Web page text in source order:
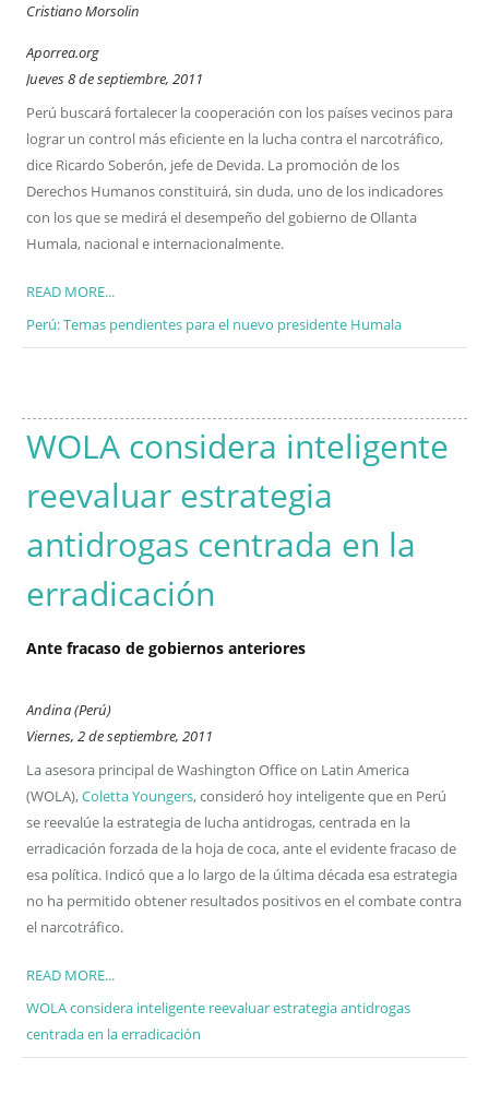
Cristiano Morsolin
Aporrea.org
Jueves 8 de septiembre, 2011
Perú buscará fortalecer la cooperación con los países vecinos para
lograr un control más eficiente en la lucha contra el narcotráfico,
dice Ricardo Soberón, jefe de Devida. La promoción de los
Derechos Humanos constituirá, sin duda, uno de los indicadores
con los que se medirá el desempeño del gobierno de Ollanta
Humala, nacional e internacionalmente.
READ MORE...
Perú: Temas pendientes para el nuevo presidente Humala
WOLA considera inteligente
reevaluar estrategia
antidrogas centrada en la
erradicación
Ante fracaso de gobiernos anteriores
Andina (Perú)
Viernes, 2 de septiembre, 2011
La asesora principal de Washington Office on Latin America
(WOLA),Coletta Youngers, consideró hoy inteligente que en Perú
se reevalúe la estrategia de lucha antidrogas, centrada en la
erradicación forzada de la hoja de coca, ante el evidente fracaso de
esa política. Indicó que a lo largo de la última década esa estrategia
no ha permitido obtener resultados positivos en el combate contra
el narcotráfico.
READ MORE...
WOLA considera inteligente reevaluar estrategia antidrogas
centrada en la erradicación